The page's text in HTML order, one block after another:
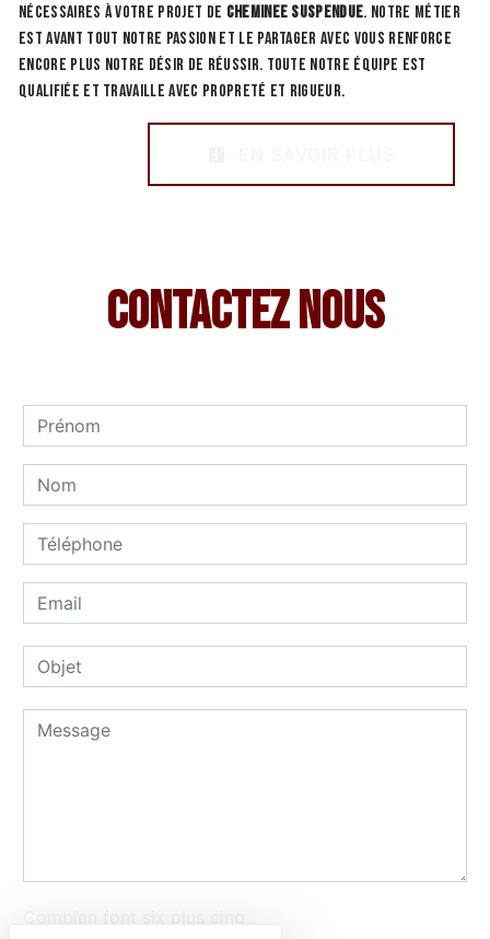
nécessaires à votre projet de Cheminee suspendue. Notre métier
est avant tout notre passion et le partager avec vous renforce
encore plus notre désir de réussir. Toute notre équipe est
qualifiée et travaille avec propreté et rigueur.
Contactez nous